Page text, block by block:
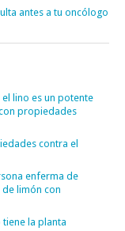
antes a tu oncólogo
el lino es un potente
propiedades
contra el
enferma de
limón con
la planta